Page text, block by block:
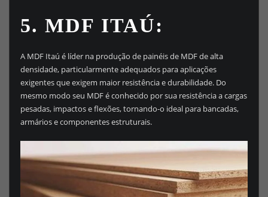
5. MDF ITAÚ:
A MDF Itaú é líder na produção de painéis de MDF de alta
densidade, particularmente adequados para aplicações
exigentes que exigem maior resistência e durabilidade. Do
mesmo modo seu MDF é conhecido por sua resistência a cargas
pesadas, impactos e flexões, tornando-o ideal para bancadas,
armários e componentes estruturais.